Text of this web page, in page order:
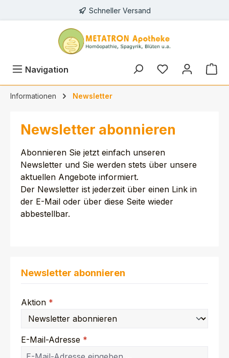
Schneller Versand
Navigation Du hast 0
Informationen Newsletter
Newsletter abonnieren
Abonnieren Sie jetzt einfach unseren
Newsletter und Sie werden stets über unsere
aktuellen Angebote informiert.
Der Newsletter ist jederzeit über einen Link in
der E-Mail oder über diese Seite wieder
abbestellbar.
Newsletter abonnieren
Aktion *
E-Mail-Adresse *